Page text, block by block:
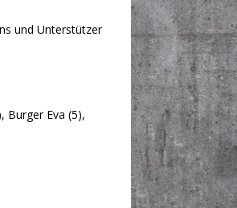
und Unterstützer
Burger Eva (5),